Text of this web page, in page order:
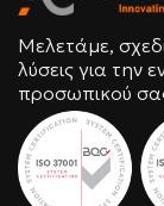
Μελετάμε,
λύσεις για την
προσωπικού